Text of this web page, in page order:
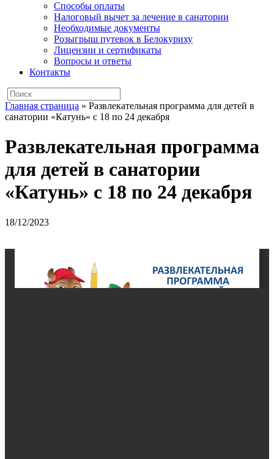
Способы оплаты
Налоговый вычет за лечение в санатории
Необходимые документы
Розыгрыш путевок в Белокуриху
Лицензии и сертификаты
Вопросы и ответы
Контакты
Главная страница » Развлекательная программа для детей в
санатории «Катунь» с 18 по 24 декабря
Развлекательная программа
для детей в санатории
«Катунь» с 18 по 24 декабря
18/12/2023